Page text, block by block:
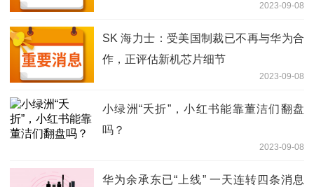
2023-09-08
SK 海力士：受美国制裁已不再与华为合
作，正评估新机芯片细节
2023-09-08
小绿洲“夭折”，小红书能靠董洁们翻盘
吗？
2023-09-08
华为余承东已“上线” 一天连转四条消息